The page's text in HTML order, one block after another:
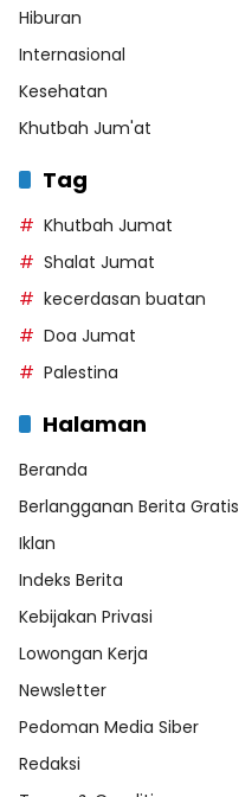
Hiburan
Internasional
Kesehatan
Khutbah Jum'at
Tag
Khutbah Jumat
Shalat Jumat
kecerdasan buatan
Doa Jumat
Palestina
Halaman
Beranda
Berlangganan Berita Gratis
Iklan
Indeks Berita
Kebijakan Privasi
Lowongan Kerja
Newsletter
Pedoman Media Siber
Redaksi